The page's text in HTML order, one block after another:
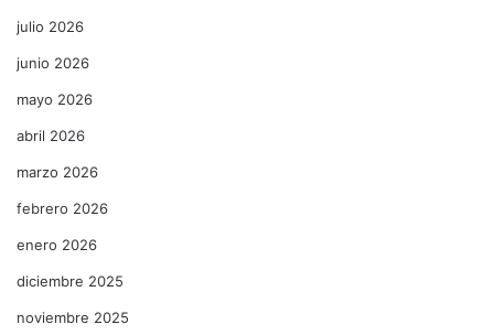
julio 2026
junio 2026
mayo 2026
abril 2026
marzo 2026
febrero 2026
enero 2026
diciembre 2025
noviembre 2025